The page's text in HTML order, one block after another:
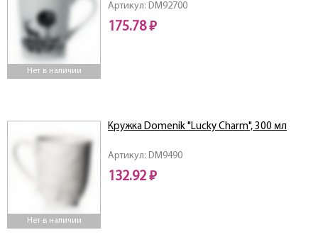
Нет в наличии
Артикул: DM92700
175.78 ₽
Нет в наличии
Артикул: DM9490
Кружка Domenik "Lucky Charm", 300 мл
132.92 ₽